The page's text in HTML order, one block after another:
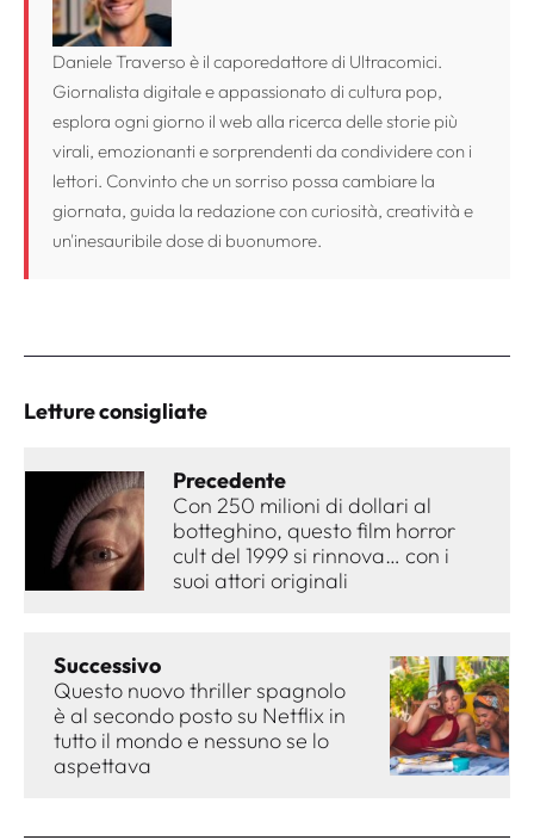
Daniele Traverso è il caporedattore di Ultracomici.
Giornalista digitale e appassionato di cultura pop,
esplora ogni giorno il web alla ricerca delle storie più
virali, emozionanti e sorprendenti da condividere con i
lettori. Convinto che un sorriso possa cambiare la
giornata, guida la redazione con curiosità, creatività e
un'inesauribile dose di buonumore.
Letture consigliate
Precedente
Con 250 milioni di dollari al
botteghino, questo film horror
cult del 1999 si rinnova… con i
suoi attori originali
Successivo
Questo nuovo thriller spagnolo
è al secondo posto su Netflix in
tutto il mondo e nessuno se lo
aspettava